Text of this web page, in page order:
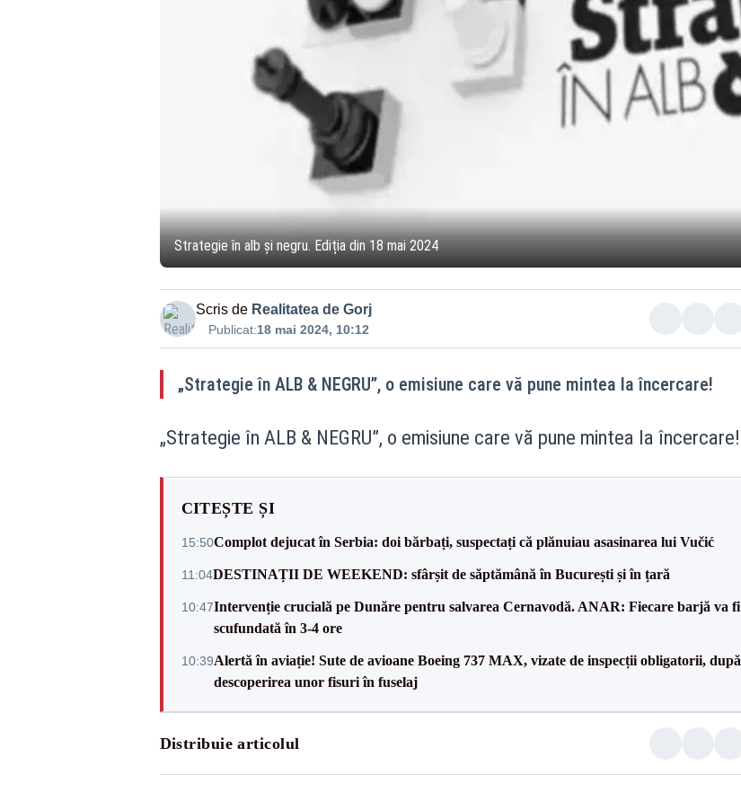
Strategie în alb și negru. Ediția din 18 mai 2024
Scris de Realitatea de Gorj
Publicat:18 mai 2024, 10:12
„Strategie în ALB & NEGRU”, o emisiune care vă pune mintea la încercare!
„Strategie în ALB & NEGRU”, o emisiune care vă pune mintea la încercare!
CITEȘTE ȘI
15:50Complot dejucat în Serbia: doi bărbați, suspectați că plănuiau asasinarea lui Vučić
11:04DESTINAȚII DE WEEKEND: sfârșit de săptămână în București și în țară
10:47Intervenție crucială pe Dunăre pentru salvarea Cernavodă. ANAR: Fiecare barjă va fi
scufundată în 3-4 ore
10:39Alertă în aviație! Sute de avioane Boeing 737 MAX, vizate de inspecții obligatorii, după
descoperirea unor fisuri în fuselaj
Distribuie articolul